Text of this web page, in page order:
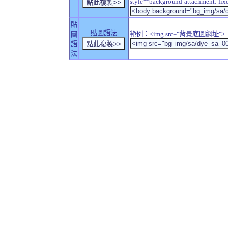
貼
圖
語
法
貼圖語法 範例：<img src="背景底圖網址">